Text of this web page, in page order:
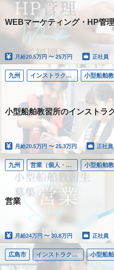
WEBマーケティング・HP管理
月給20.5万円 〜 25万円 正社員
九州 インストラクター／小型船舶 小型船舶
小型船舶教習所のインストラ
月給20.5万円 〜 25.3万円 正社員
九州 営業（個人・法人） 小型船舶
営業
月給24万円 〜 30.8万円 正社員
広島市 インストラクター／小型船舶 小型船